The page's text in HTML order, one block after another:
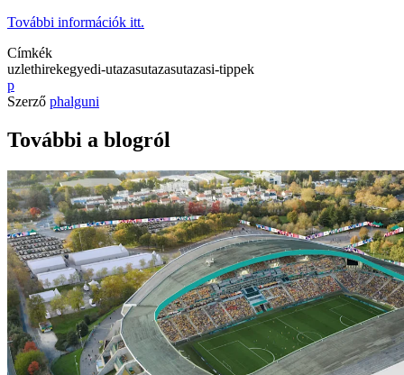
További információk itt.
Címkék
uzlethirekegyedi-utazasutazasutazasi-tippek
p
Szerző phalguni
További a blogról